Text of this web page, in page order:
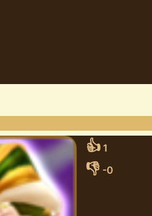
👍 1
👎 -0